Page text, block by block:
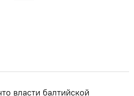
власти балтийской